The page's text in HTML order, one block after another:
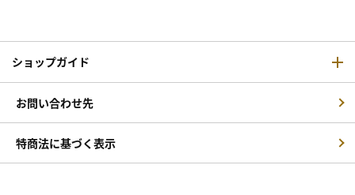
ショップガイド
お問い合わせ先
特商法に基づく表示